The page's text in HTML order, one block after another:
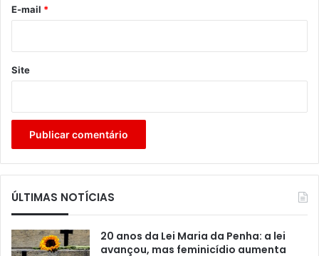
*
E-mail *
Site
ÚLTIMAS NOTÍCIAS
20 anos da Lei Maria da Penha: a lei
avançou, mas feminicídio aumenta